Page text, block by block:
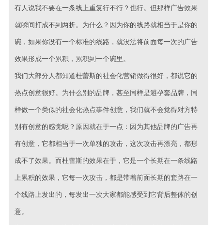
有人说我不要在一条线上重复行不行？也行。但那样广告效果
就瞬间打成不到两折。为什么？因为你的线路就相当于是你的
碗，如果你没有一个标准的线路，就没法将前面每一次的广告
效果形成一个累积，累积到一个碗里。
我们大部分人都知道杜蕾斯的社会化营销做得很好，都说它的
热点创意很好。为什么别的品牌，甚至同样是避孕套品牌，同
样做一个类似的社会化热点事件创意，我们就不会觉得对方特
别有创意的感觉呢？原因就在于一点：因为其他品牌的广告再
有创意，它都相当于一次单独的攻击，这次攻击再漂亮，都形
成不了效果。而杜蕾斯的效果在于，它是一个长期在一条线路
上累积的效果，它每一次攻击，都是带着前面长期的套路在一
个线路上发出的，每发出一次大家都能感受到它背后整体的创
意。